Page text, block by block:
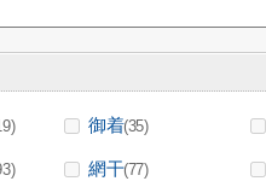
御着(35)
網干(77)